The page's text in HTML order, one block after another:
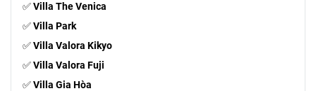
✅Villa The Venica
✅Villa Park
✅Villa Valora Kikyo
✅Villa Valora Fuji
✅Villa Gia Hòa